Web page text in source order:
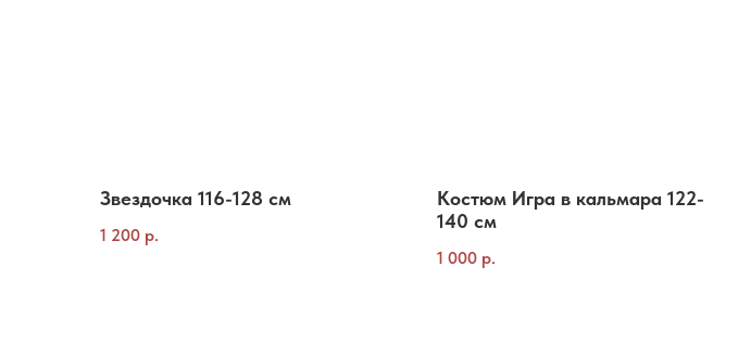
Звездочка 116-128 см
1 200 р.
Костюм Игра в кальмара 122-
140 см
1 000 р.